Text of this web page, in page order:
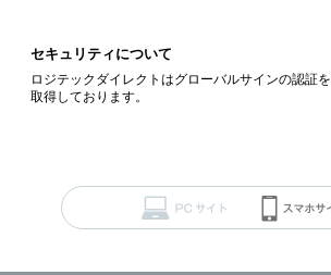
セキュリティについて
ロジテックダイレクトはグローバルサインの認証を
取得しております。